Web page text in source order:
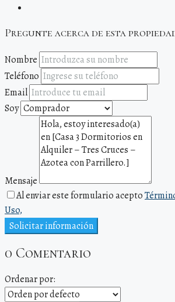
Pregunte acerca de esta
Nombre
Teléfono
Email
Soy
Mensaje
Al enviar este formulario acepto
Uso,
Solicitar información
0 Comentario
Ordenar por: